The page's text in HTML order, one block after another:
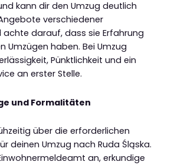
kann dir den Umzug deutlich
verschiedener
achte darauf, dass sie Erfahrung
Umzügen haben. Bei Umzug
Pünktlichkeit und ein
an erster Stelle.
und Formalitäten
über die erforderlichen
deinen Umzug nach Ruda Śląska.
an, erkundige